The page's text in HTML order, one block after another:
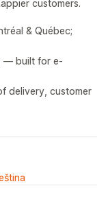
customers.
& Québec;
— built for e-
delivery, customer